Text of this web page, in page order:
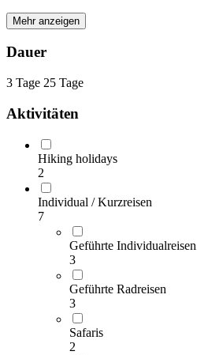
Mehr anzeigen
Dauer
3 Tage 25 Tage
Aktivitäten
Hiking holidays
2
Individual / Kurzreisen
7
Geführte Individualreisen
3
Geführte Radreisen
3
Safaris
2